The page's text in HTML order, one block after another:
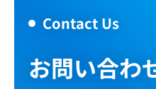
Contact Us
お問い合わ